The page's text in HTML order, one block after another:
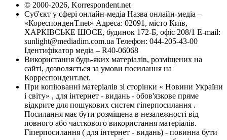
© 2000-2026, Korrespondent.net
Суб'єкт у сфері онлайн-медіа Назва онлайн-медіа –
«КореспонденТ.net» Адреса: 02091, місто Київ,
ХАРКІВСЬКЕ ШОСЕ, будинок 172-Б, офіс 208/1 E-mail:
sunlight@mediadim.com.ua Телефон: 044-205-43-00
Ідентифікатор медіа – R40-06068
Використання будь-яких матеріалів, розміщених на
сайті, дозволяється за умови посилання на
Корреспондент.net.
При копіюванні матеріалів зі сторінки « Новини України
і світу» , для інтернет - видань - обов'язкове пряме
відкрите для пошукових систем гіперпосилання .
Посилання має бути розміщена в незалежності від
повного або часткового використання матеріалів.
Гіперпосилання ( для інтернет - видань) - повинна бути